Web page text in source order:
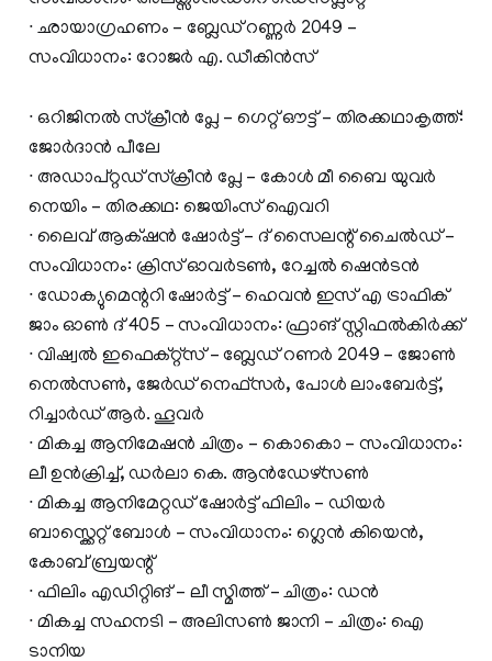
∙ ഛായാഗ്രഹണം – ബ്ലേഡ് റണ്ണർ 2049 –
സംവിധാനം: റോജർ എ. ഡീകിൻസ്
∙ ഒറിജിനൽ സ്ക്രീൻ പ്ലേ – ഗെറ്റ് ഔട്ട് – തിരക്കഥാകൃത്ത്:
ജോർദാൻ പീലേ
∙ അഡാപ്റ്റഡ് സ്ക്രീൻ പ്ലേ – കോൾ മീ ബൈ യുവർ
നെയിം – തിരക്കഥ: ജെയിംസ് ഐവറി
∙ ലൈവ് ആക്‌ഷൻ ഷോർട്ട് – ദ് സൈലന്റ് ചൈൽഡ് –
സംവിധാനം: ക്രിസ് ഓവർടൺ, റേച്ചൽ ഷെൻടൻ
∙ ഡോക്യുമെന്ററി ഷോർട്ട് – ഹെവൻ ഇസ് എ ട്രാഫിക്
ജാം ഓൺ ദ് 405 – സംവിധാനം: ഫ്രാങ് സ്റ്റിഫൽകിർക്ക്
∙ വിഷ്വൽ ഇഫെക്റ്റ്സ് – ബ്ലേഡ് റണർ 2049 – ജോൺ
നെൽസൺ, ജേർഡ് നെഫ്സർ, പോൾ ലാംബേർട്ട്,
റിച്ചാർഡ് ആർ. ഹൂവർ
∙ മികച്ച ആനിമേഷൻ ചിത്രം – കൊകൊ – സംവിധാനം:
ലീ ഉൻക്രിച്ച്, ഡർലാ കെ. ആൻഡേഴ്സൺ
∙ മികച്ച ആനിമേറ്റഡ് ഷോർട്ട് ഫിലിം – ഡിയർ
ബാസ്ക്കെറ്റ് ബോൾ – സംവിധാനം: ഗ്ലെൻ കിയെൻ,
കോബ് ബ്രയന്റ്
∙ ഫിലിം എഡിറ്റിങ് – ലീ സ്മിത്ത് – ചിത്രം: ഡൻ
∙ മികച്ച സഹനടി – അലിസൺ ജാനി – ചിത്രം: ഐ
ടാനിയ